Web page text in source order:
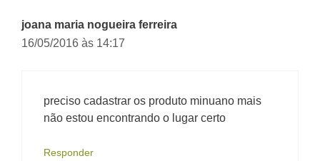
joana maria nogueira ferreira
16/05/2016 às 14:17
preciso cadastrar os produto minuano mais
não estou encontrando o lugar certo
Responder